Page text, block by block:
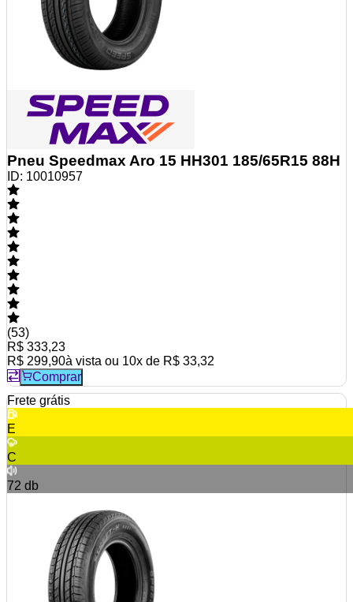
Pneu Speedmax Aro 15 HH301 185/65R15 88H
ID: 10010957
(53)
R$ 333,23
R$ 299,90à vista ou 10x de R$ 33,32
Comprar
Frete grátis
E
C
72 db